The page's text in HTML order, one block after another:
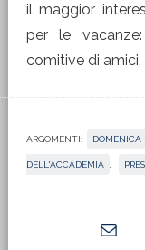
il maggior
per le
comitive di
ARGOMENTI:
DELL'ACCADEMIA